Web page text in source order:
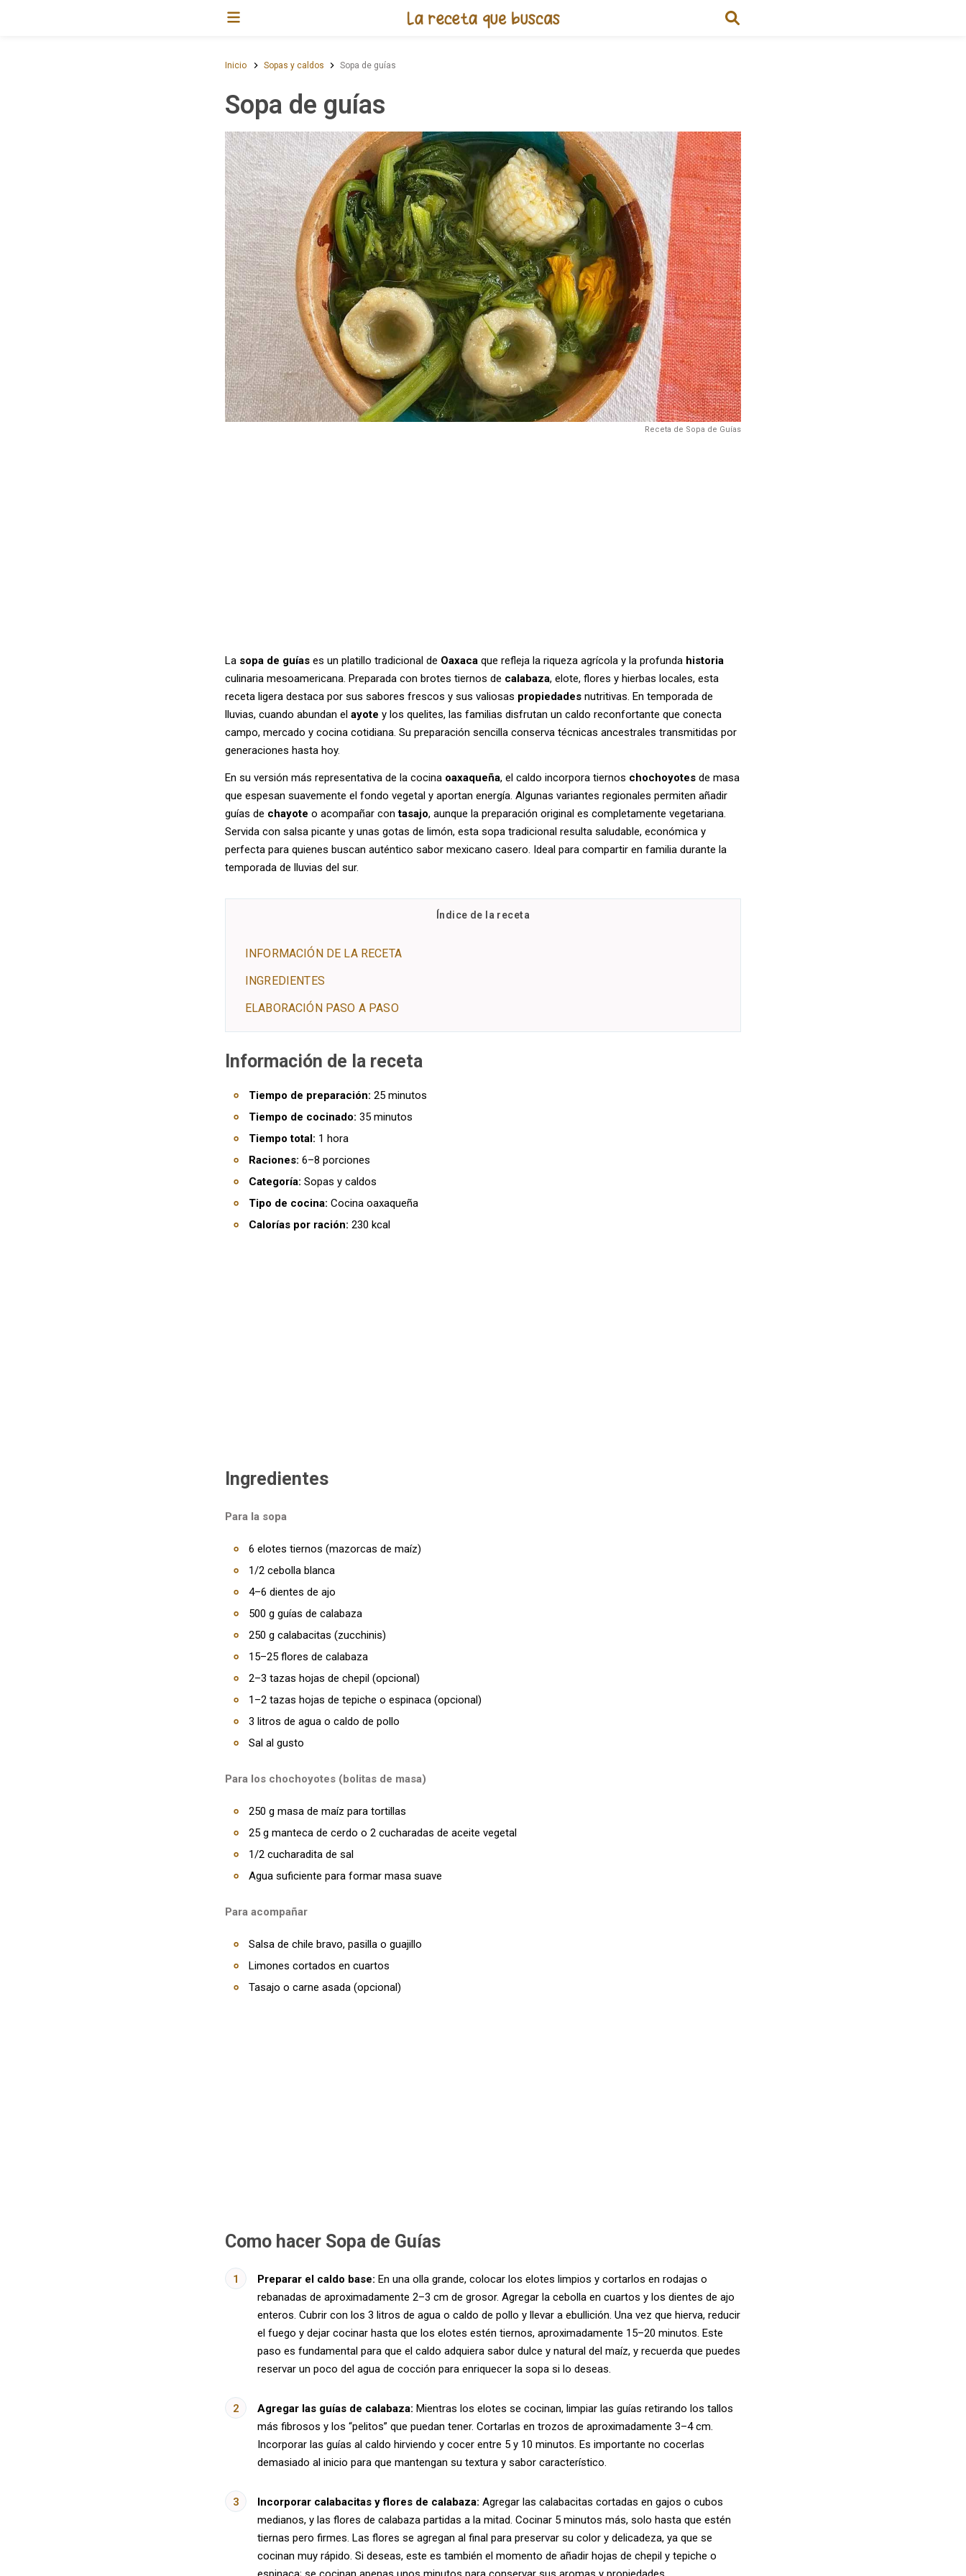
Inicio Sopas y caldos Sopa de guías
Sopa de guías
Receta de Sopa de Guías
La sopa de guías es un platillo tradicional de Oaxaca que refleja la riqueza agrícola y la profunda historia
culinaria mesoamericana. Preparada con brotes tiernos de calabaza, elote, flores y hierbas locales, esta
receta ligera destaca por sus sabores frescos y sus valiosas propiedades nutritivas. En temporada de
lluvias, cuando abundan el ayote y los quelites, las familias disfrutan un caldo reconfortante que conecta
campo, mercado y cocina cotidiana. Su preparación sencilla conserva técnicas ancestrales transmitidas por
generaciones hasta hoy.
En su versión más representativa de la cocina oaxaqueña, el caldo incorpora tiernos chochoyotes de masa
que espesan suavemente el fondo vegetal y aportan energía. Algunas variantes regionales permiten añadir
guías de chayote o acompañar contasajo, aunque la preparación original es completamente vegetariana.
Servida con salsa picante y unas gotas de limón, esta sopa tradicional resulta saludable, económica y
perfecta para quienes buscan auténtico sabor mexicano casero. Ideal para compartir en familia durante la
temporada de lluvias del sur.
Índice de la receta
INFORMACIÓN DE LA RECETA
INGREDIENTES
ELABORACIÓN PASO A PASO
Información de la receta
Tiempo de preparación: 25 minutos
Tiempo de cocinado: 35 minutos
Tiempo total: 1 hora
Raciones: 6–8 porciones
Categoría: Sopas y caldos
Tipo de cocina: Cocina oaxaqueña
Calorías por ración: 230 kcal
Ingredientes
Para la sopa
6 elotes tiernos (mazorcas de maíz)
1/2 cebolla blanca
4–6 dientes de ajo
500 g guías de calabaza
250 g calabacitas (zucchinis)
15–25 flores de calabaza
2–3 tazas hojas de chepil (opcional)
1–2 tazas hojas de tepiche o espinaca (opcional)
3 litros de agua o caldo de pollo
Sal al gusto
Para los chochoyotes (bolitas de masa)
250 g masa de maíz para tortillas
25 g manteca de cerdo o 2 cucharadas de aceite vegetal
1/2 cucharadita de sal
Agua suficiente para formar masa suave
Para acompañar
Salsa de chile bravo, pasilla o guajillo
Limones cortados en cuartos
Tasajo o carne asada (opcional)
Como hacer Sopa de Guías
Preparar el caldo base: En una olla grande, colocar los elotes limpios y cortarlos en rodajas o
rebanadas de aproximadamente 2–3 cm de grosor. Agregar la cebolla en cuartos y los dientes de ajo
enteros. Cubrir con los 3 litros de agua o caldo de pollo y llevar a ebullición. Una vez que hierva, reducir
el fuego y dejar cocinar hasta que los elotes estén tiernos, aproximadamente 15–20 minutos. Este
paso es fundamental para que el caldo adquiera sabor dulce y natural del maíz, y recuerda que puedes
reservar un poco del agua de cocción para enriquecer la sopa si lo deseas.
Agregar las guías de calabaza: Mientras los elotes se cocinan, limpiar las guías retirando los tallos
más fibrosos y los “pelitos” que puedan tener. Cortarlas en trozos de aproximadamente 3–4 cm.
Incorporar las guías al caldo hirviendo y cocer entre 5 y 10 minutos. Es importante no cocerlas
demasiado al inicio para que mantengan su textura y sabor característico.
Incorporar calabacitas y flores de calabaza: Agregar las calabacitas cortadas en gajos o cubos
medianos, y las flores de calabaza partidas a la mitad. Cocinar 5 minutos más, solo hasta que estén
tiernas pero firmes. Las flores se agregan al final para preservar su color y delicadeza, ya que se
cocinan muy rápido. Si deseas, este es también el momento de añadir hojas de chepil y tepiche o